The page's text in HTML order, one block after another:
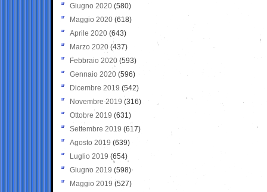
Giugno 2020 (580)
Maggio 2020 (618)
Aprile 2020 (643)
Marzo 2020 (437)
Febbraio 2020 (593)
Gennaio 2020 (596)
Dicembre 2019 (542)
Novembre 2019 (316)
Ottobre 2019 (631)
Settembre 2019 (617)
Agosto 2019 (639)
Luglio 2019 (654)
Giugno 2019 (598)
Maggio 2019 (527)